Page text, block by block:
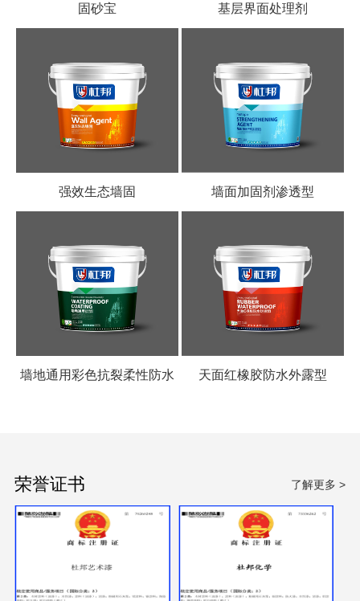
固砂宝 基层界面处理剂
强效生态墙固 墙面加固剂渗透型
墙地通用彩色抗裂柔性防水 天面红橡胶防水外露型
荣誉证书 了解更多 >